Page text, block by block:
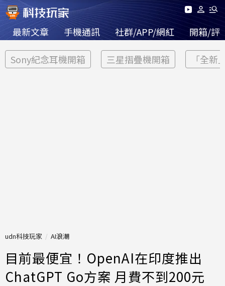
最新文章 手機通訊 社群/APP/網紅 開箱/評
Sony紀念耳機開箱 三星摺疊機開箱 「全新
udn科技玩家 AI浪潮
目前最便宜！OpenAI在印度推出
ChatGPT Go方案 月費不到200元